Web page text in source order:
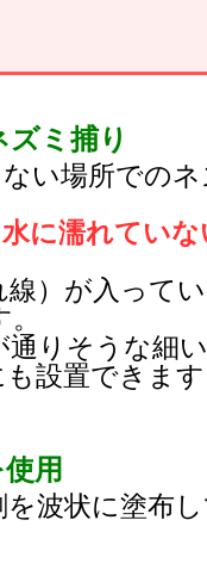
ミ捕り
い場所での
に濡れてい
）が入って
りそうな細
設置できま
用
波状に塗布